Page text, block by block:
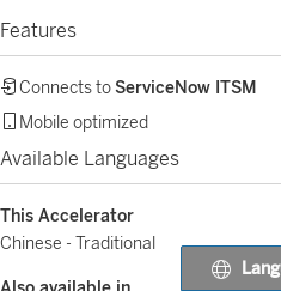
Features
Connects toServiceNow ITSM
Mobile optimized
Available Languages
This Accelerator
Chinese - Traditional